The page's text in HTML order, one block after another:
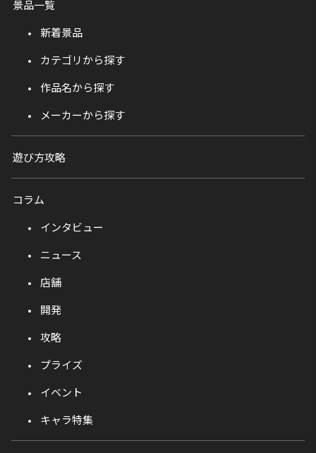
景品一覧
新着景品
カテゴリから探す
作品名から探す
メーカーから探す
遊び方攻略
コラム
インタビュー
ニュース
店舗
開発
攻略
プライズ
イベント
キャラ特集